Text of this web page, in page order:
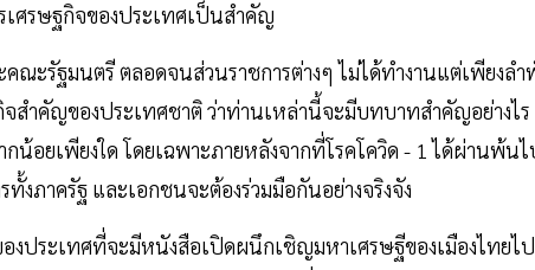
เศรษฐกิจของประเทศเป็นสำคัญ
ณะรัฐมนตรี ตลอดจนส่วนราชการต่างๆ ไม่ได้ทำงานแต่เพียงลำ
สำคัญของประเทศชาติ ว่าท่านเหล่านี้จะมีบทบาทสำคัญอย่างไร
อยเพียงใด โดยเฉพาะภายหลังจากที่โรคโควิด - 1 ได้ผ่านพ้น
ภาครัฐ และเอกชนจะต้องร่วมมือกันอย่างจริงจัง
งประเทศที่จะมีหนังสือเปิดผนึกเชิญมหาเศรษฐีของเมืองไทยไป